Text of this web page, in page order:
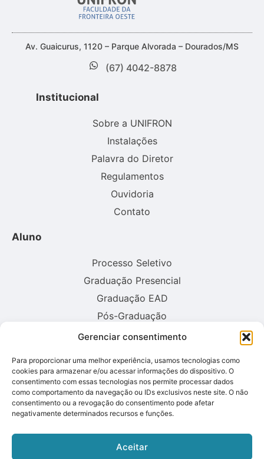
Gerenciar consentimento
Para proporcionar uma melhor experiência, usamos tecnologias como
cookies para armazenar e/ou acessar informações do dispositivo. O
consentimento com essas tecnologias nos permite processar dados
como comportamento da navegação ou IDs exclusivos neste site. O não
consentimento ou a revogação do consentimento pode afetar
negativamente determinados recursos e funções.
Aceitar
Av. Guaicurus, 1120 – Parque Alvorada – Dourados/MS
(67) 4042-8878
Institucional
Sobre a UNIFRON
Instalações
Palavra do Diretor
Regulamentos
Ouvidoria
Contato
Aluno
Processo Seletivo
Graduação Presencial
Graduação EAD
Pós-Graduação
Consulte aqui o cadastro da instituição no sistema E-MEC: